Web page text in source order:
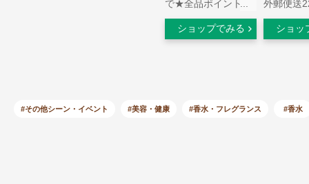
で★全品ポイント5
倍】【最大600円
OFFクーポン】マザ
ショップでみる
外郵便送
選べる3
ーデコ
ショッ
#その他シーン・イベント #美容・健康 #香水・フレグランス #香水